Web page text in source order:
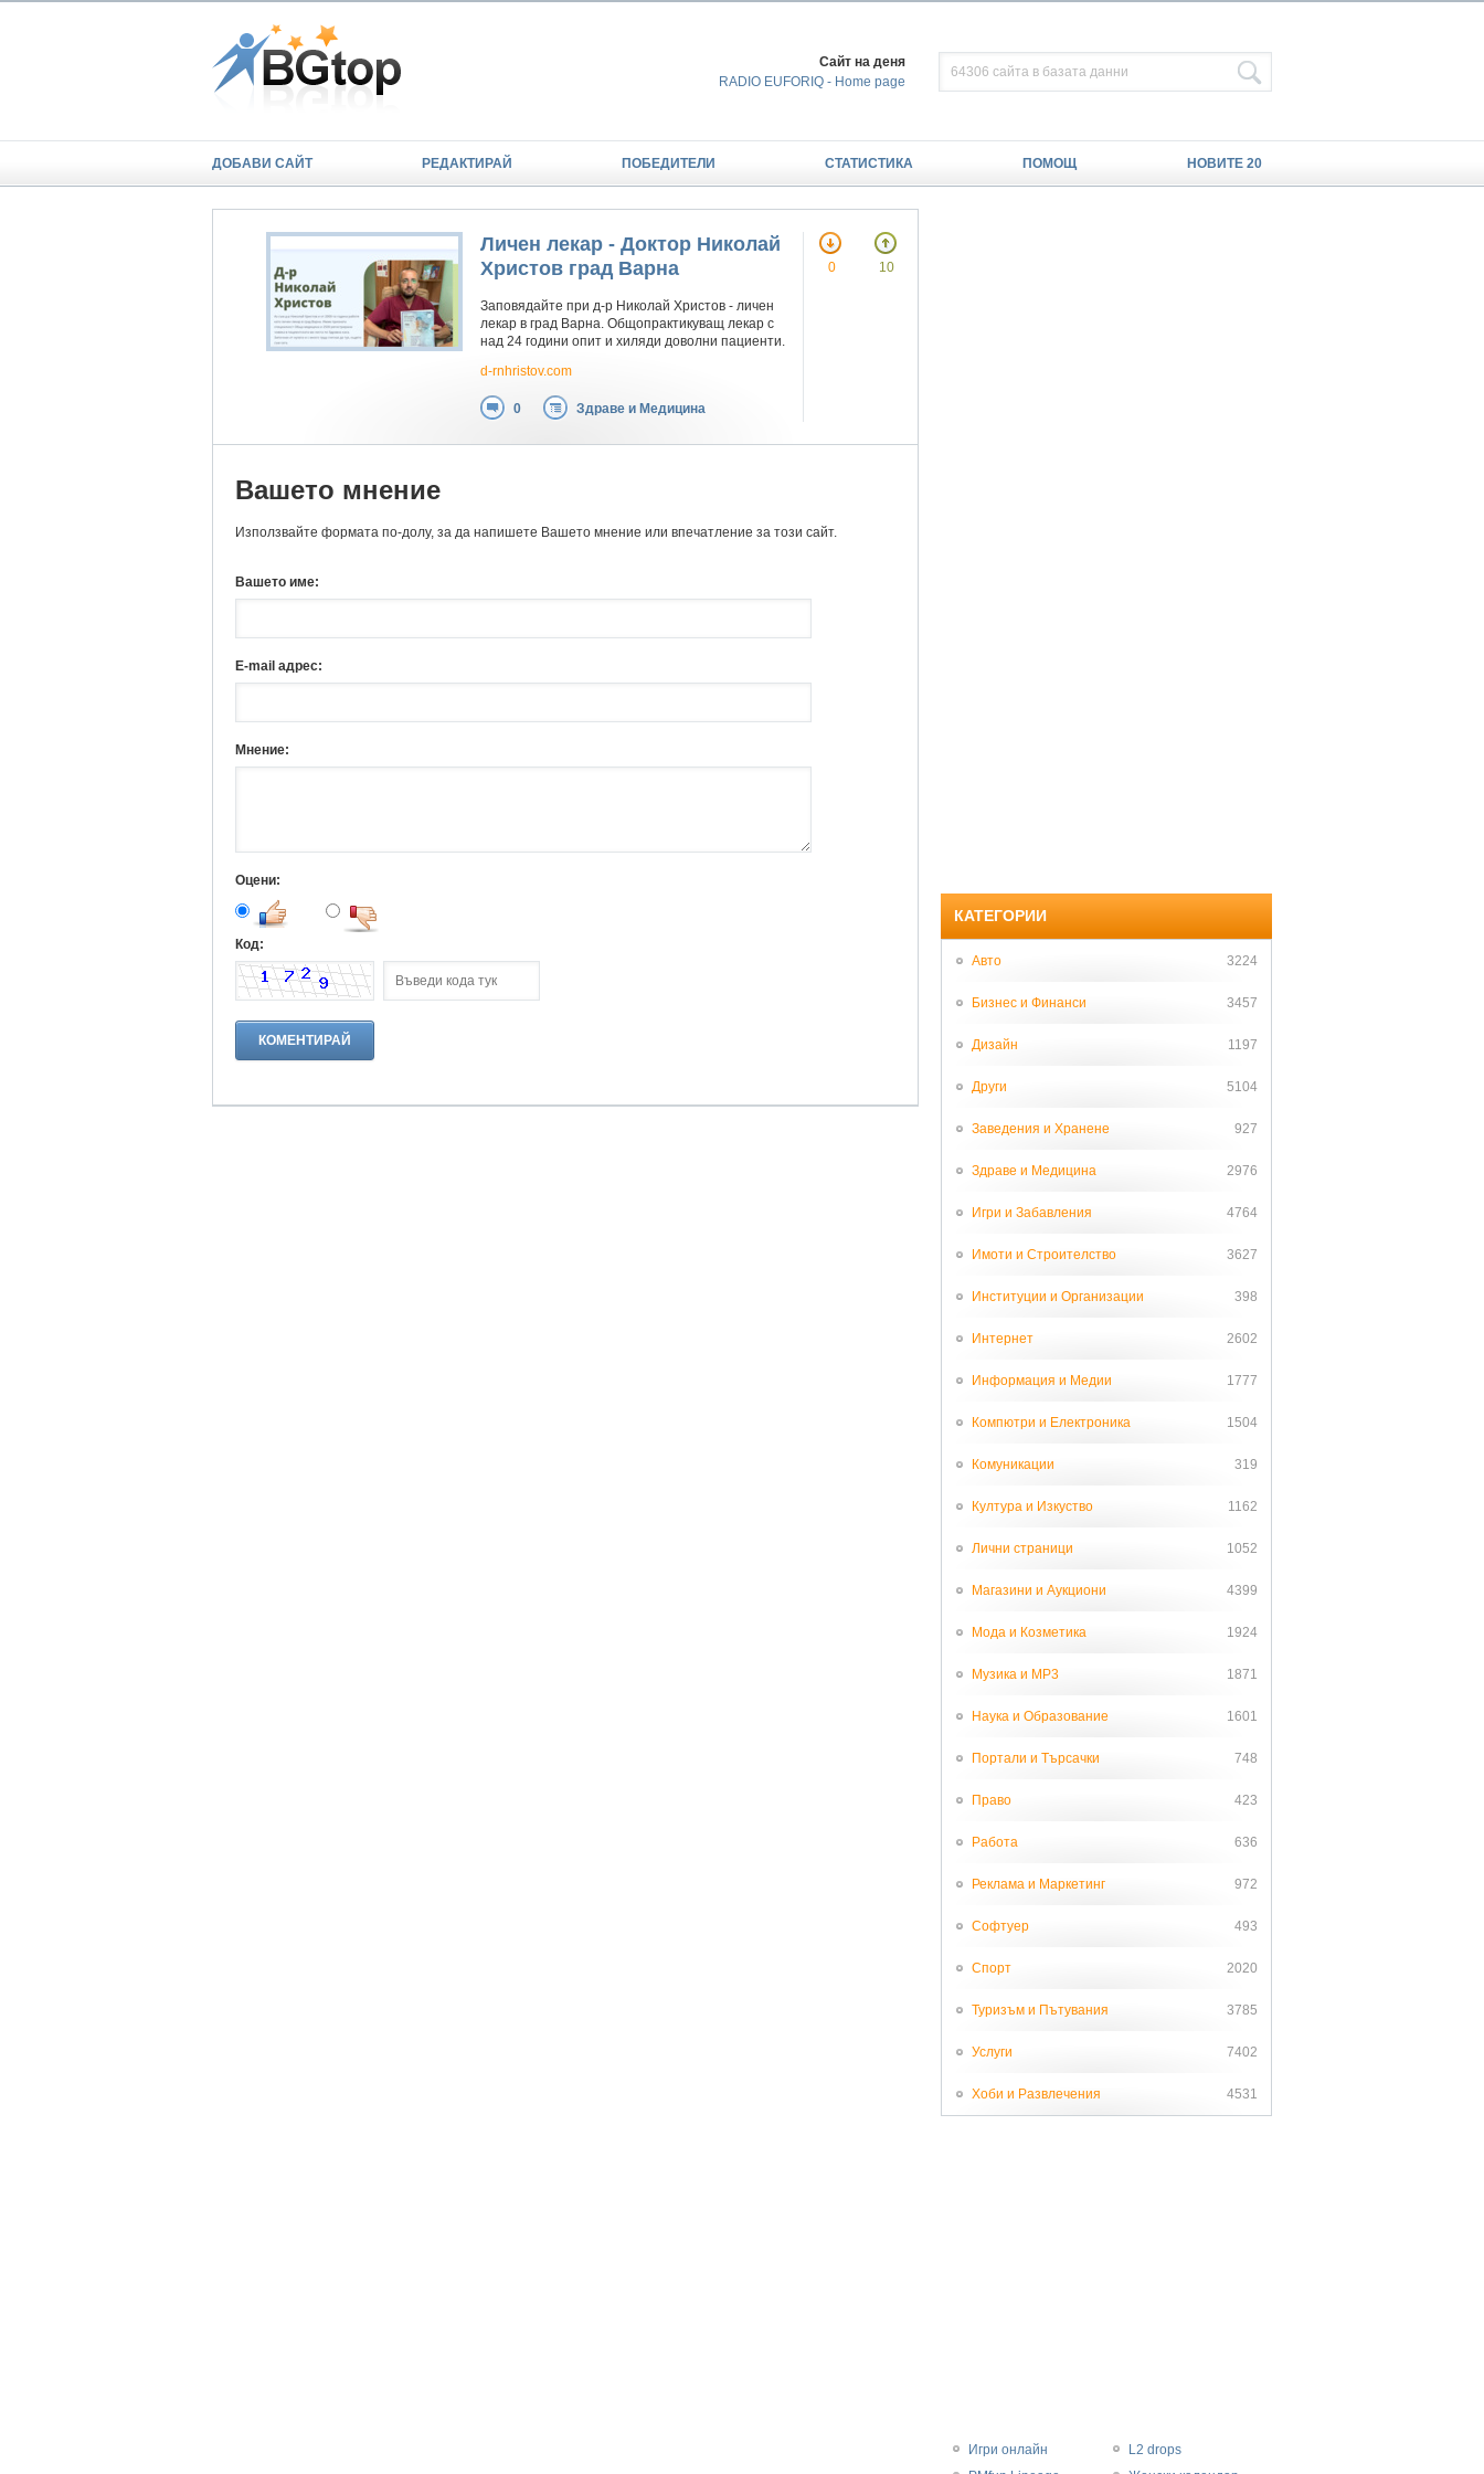
Сайт на деня
RADIO EUFORIQ - Home page
ДОБАВИ САЙТ РЕДАКТИРАЙ ПОБЕДИТЕЛИ СТАТИСТИКА ПОМОЩ НОВИТЕ 20
Личен лекар - Доктор Николай
Христов град Варна
Заповядайте при д-р Николай Христов - личен
лекар в град Варна. Общопрактикуващ лекар с
над 24 години опит и хиляди доволни пациенти.
d-rnhristov.com
0 Здраве и Медицина
0 10
Вашето мнение
Използвайте формата по-долу, за да напишете Вашето мнение или впечатление за този сайт.
Вашето име:
E-mail адрес:
Мнение:
Оцени:
Код:
КАТЕГОРИИ
Авто 3224
Бизнес и Финанси 3457
Дизайн 1197
Други 5104
Заведения и Хранене 927
Здраве и Медицина 2976
Игри и Забавления 4764
Имоти и Строителство 3627
Институции и Организации 398
Интернет 2602
Информация и Медии 1777
Компютри и Електроника 1504
Комуникации 319
Култура и Изкуство 1162
Лични страници 1052
Магазини и Аукциони 4399
Мода и Козметика 1924
Музика и MP3 1871
Наука и Образование 1601
Портали и Търсачки 748
Право 423
Работа 636
Реклама и Маркетинг 972
Софтуер 493
Спорт 2020
Туризъм и Пътувания 3785
Услуги 7402
Хоби и Развлечения 4531
Игри онлайн
L2 drops